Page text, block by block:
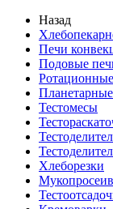
Назад
Печи
Подовые
Тестомесы
Хлеборезки